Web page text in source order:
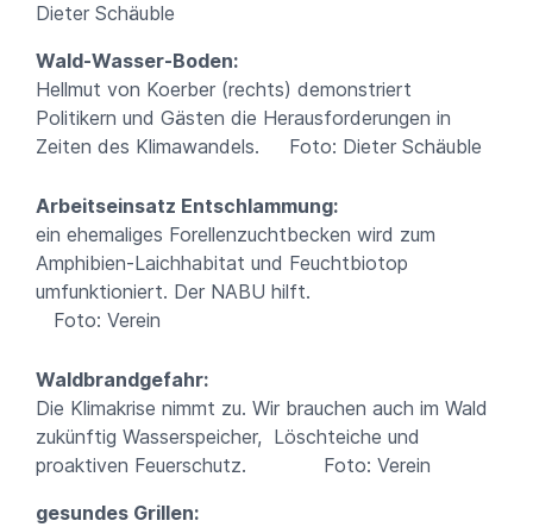
Dieter Schäuble
Wald-Wasser-Boden:
Hellmut von Koerber (rechts) demonstriert
Politikern und Gästen die Herausforderungen in
Zeiten des Klimawandels. Foto: Dieter Schäuble
Arbeitseinsatz Entschlammung:
ein ehemaliges Forellenzuchtbecken wird zum
Amphibien-Laichhabitat und Feuchtbiotop
umfunktioniert. Der NABU hilft.
Foto: Verein
Waldbrandgefahr:
Die Klimakrise nimmt zu. Wir brauchen auch im Wald
zukünftig Wasserspeicher, Löschteiche und
proaktiven Feuerschutz. Foto: Verein
gesundes Grillen: